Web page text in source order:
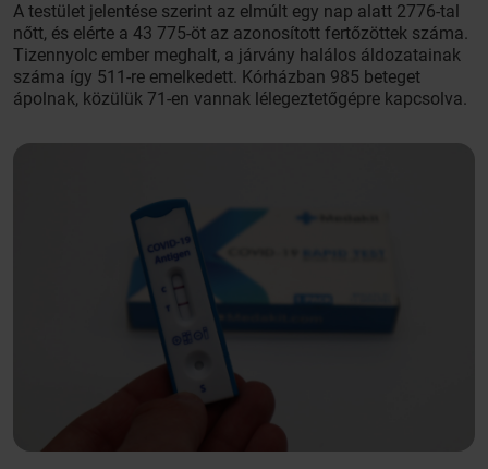
A testület jelentése szerint az elmúlt egy nap alatt 2776-tal
nőtt, és elérte a 43 775-öt az azonosított fertőzöttek száma.
Tizennyolc ember meghalt, a járvány halálos áldozatainak
száma így 511-re emelkedett. Kórházban 985 beteget
ápolnak, közülük 71-en vannak lélegeztetőgépre kapcsolva.